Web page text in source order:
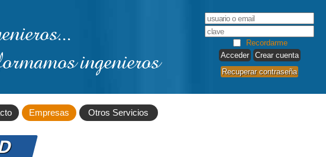
ingenieros
Recordarme
Crear cuenta
Recuperar contraseña
Empresas Otros Servicios